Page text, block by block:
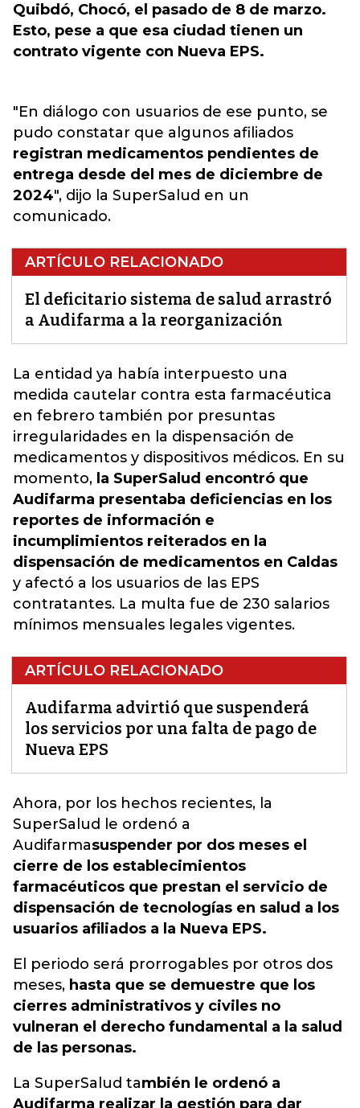
Quibdó, Chocó, el pasado de 8 de marzo.
Esto, pese a que esa ciudad tienen un
contrato vigente con Nueva EPS.
"En diálogo con usuarios de ese punto, se
pudo constatar que algunos afiliados
registran medicamentos pendientes de
entrega desde del mes de diciembre de
2024", dijo la SuperSalud en un
comunicado.
ARTÍCULO RELACIONADO
El deficitario sistema de salud arrastró
a Audifarma a la reorganización
La entidad ya había interpuesto una
medida cautelar contra esta farmacéutica
en febrero también por presuntas
irregularidades en la dispensación de
medicamentos y dispositivos médicos. En su
momento, la SuperSalud encontró que
Audifarma presentaba deficiencias en los
reportes de información e
incumplimientos reiterados en la
dispensación de medicamentos en Caldas
y afectó a los usuarios de las EPS
contratantes. La multa fue de 230 salarios
mínimos mensuales legales vigentes.
ARTÍCULO RELACIONADO
Audifarma advirtió que suspenderá
los servicios por una falta de pago de
Nueva EPS
Ahora, por los hechos recientes, la
SuperSalud
le ordenó a
Audifarmasuspender por dos meses el
cierre de los establecimientos
farmacéuticos que prestan el servicio de
dispensación de tecnologías en salud a los
usuarios afiliados a la Nueva EPS.
El periodo será prorrogables por otros dos
meses, hasta que se demuestre que los
cierres administrativos y civiles no
vulneran el derecho fundamental a la salud
de las personas.
La SuperSalud también le ordenó a
Audifarma realizar la gestión para dar